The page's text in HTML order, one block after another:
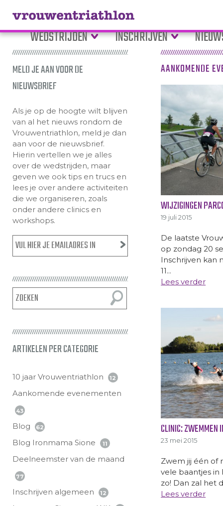
WEDSTRIJDEN INSCHRIJVEN
MELD JE AAN VOOR DE
NIEUWSBRIEF
Als je op de hoogte wilt blijven
van al het nieuws rondom de
Vrouwentriathlon, meld je dan
aan voor de nieuwsbrief.
Hierin vertellen we je alles
over de wedstrijden, maar
geven we ook tips en trucs en
lees je over andere activiteiten
die we organiseren, zoals
onder andere clinics en
workshops.
ARTIKELEN PER CATEGORIE
10 jaar Vrouwentriathlon 12
Aankomende evenementen
43
Blog 62
Blog Ironmama Sione 11
Deelneemster van de maand
77
Inschrijven algemeen 12
AANKOMENDE
WIJZIGINGEN
19 juli 2015
De laatste
op zondag 20
Inschrijven kan
11...
Lees verder
CLINIC: ZWEMMEN
23 mei 2015
Zwem jij één of
vele baantjes in
zo! Dan zal het
Lees verder